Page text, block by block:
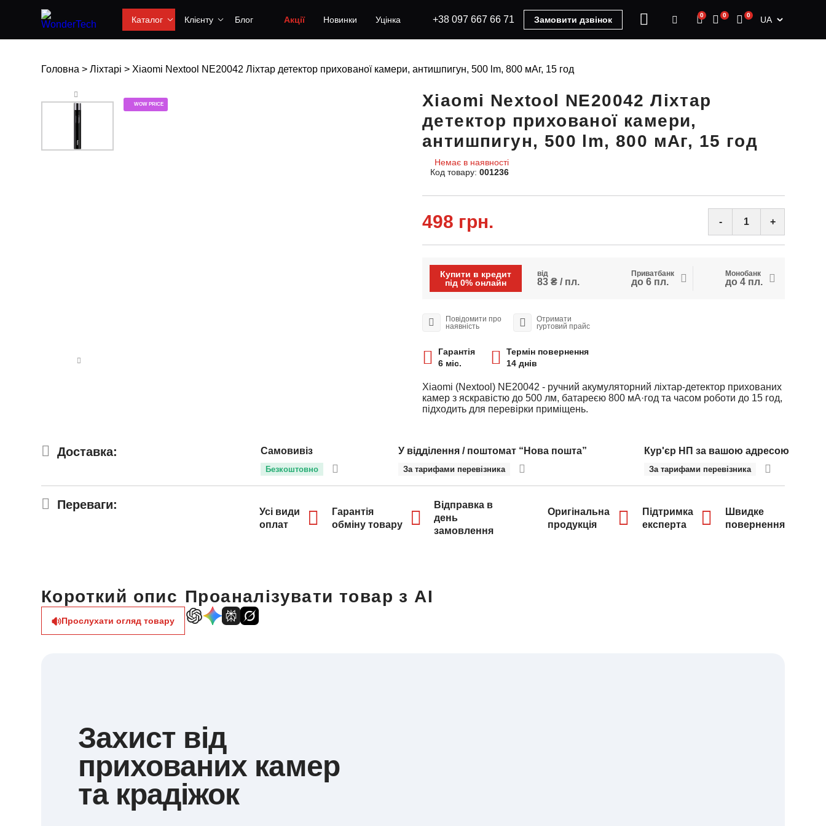
Каталог Клієнту Блог Акції Новинки Уцінка +38 097 667 66 71 Замовити дзвінок 0 0 0 UA
Головна > Ліхтарі > Xiaomi Nextool NE20042 Ліхтар детектор прихованої камери, антишпигун, 500 lm, 800 мАг, 15 год
WOW PRICE
Xiaomi Nextool NE20042 Ліхтар
детектор прихованої камери,
антишпигун, 500 lm, 800 мАг, 15 год
Немає в наявності
Код товару: 001236
498 грн. - +
Купити в кредит
під 0% онлайн
від
83 ₴ / пл.
Приватбанк
до 6 пл.
Монобанк
до 4 пл.
Повідомити про
наявність
Отримати
гуртовий прайс
Гарантія
6 міс.
Термін повернення
14 днів
Xiaomi (Nextool) NE20042 - ручний акумуляторний ліхтар-детектор прихованих
камер з яскравістю до 500 лм, батареєю 800 мА·год та часом роботи до 15 год,
підходить для перевірки приміщень.
Доставка: Самовивіз
Безкоштовно
У відділення / поштомат “Нова пошта”
За тарифами перевізника
Кур'єр НП за вашою адресою
За тарифами перевізника
Переваги:
Усі види
оплат
Гарантія
обміну товару
Відправка в
день
замовлення
Оригінальна
продукція
Підтримка
експерта
Швидке
повернення
Короткий опис
Прослухати огляд товару
Проаналізувати товар з AI
Захист від
прихованих камер
та крадіжок